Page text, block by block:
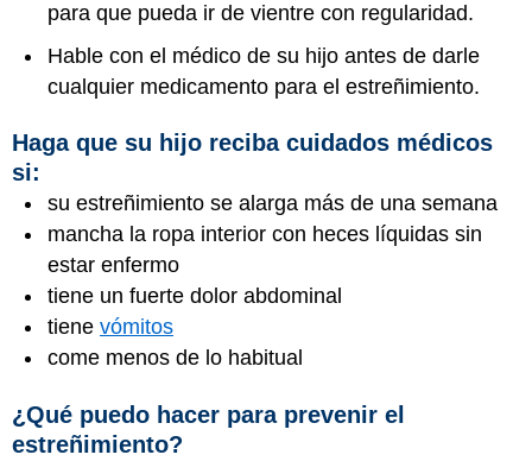
para que pueda ir de vientre con regularidad.
Hable con el médico de su hijo antes de darle
cualquier medicamento para el estreñimiento.
Haga que su hijo reciba cuidados médicos
si:
su estreñimiento se alarga más de una semana
mancha la ropa interior con heces líquidas sin
estar enfermo
tiene un fuerte dolor abdominal
tiene vómitos
come menos de lo habitual
¿Qué puedo hacer para prevenir el
estreñimiento?